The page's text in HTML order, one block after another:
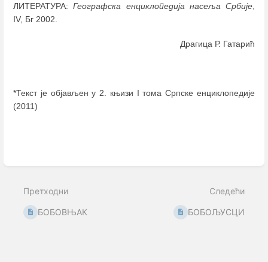
ЛИТЕРАТУРА:Географска енциклопедија насеља Србије
IV, Бг 2002.
Драгица Р. Гатарић
*Текст је објављен у 2. књизи I тома Српске енциклопедије
(2011)
Претходни
БОБОВЊАК
Следећи
БОБОЉУСЦИ